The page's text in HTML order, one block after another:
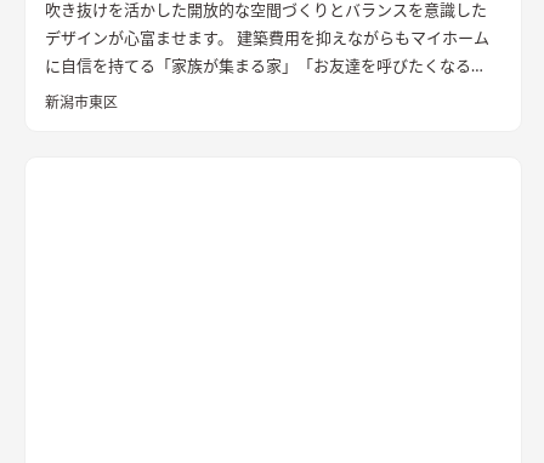
吹き抜けを活かした開放的な空間づくりとバランスを意識した
デザインが心富ませます。 建築費用を抑えながらもマイホーム
に自信を持てる「家族が集まる家」「お友達を呼びたくなる
家」を実現致します。
新潟市東区